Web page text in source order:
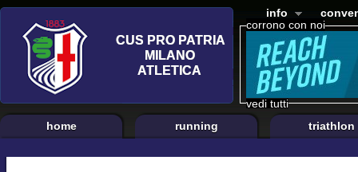
corrono con noi
vedi tutti
info
home running triathlon